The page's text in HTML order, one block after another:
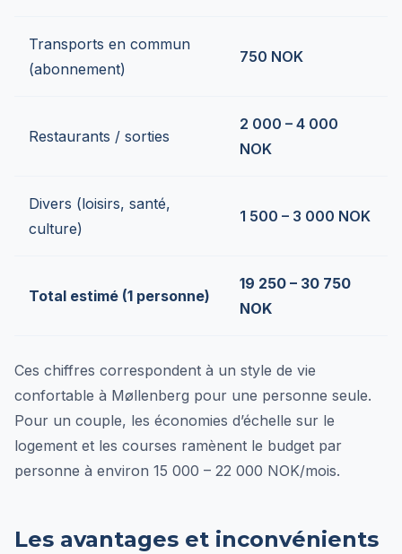
Transports en commun
(abonnement)
750 NOK
Restaurants / sorties
2 000 – 4 000
NOK
Divers (loisirs, santé,
culture)
1 500 – 3 000 NOK
Total estimé (1 personne)
19 250 – 30 750
NOK
Ces chiffres correspondent à un style de vie
confortable à Møllenberg pour une personne seule.
Pour un couple, les économies d’échelle sur le
logement et les courses ramènent le budget par
personne à environ 15 000 – 22 000 NOK/mois.
Les avantages et inconvénients